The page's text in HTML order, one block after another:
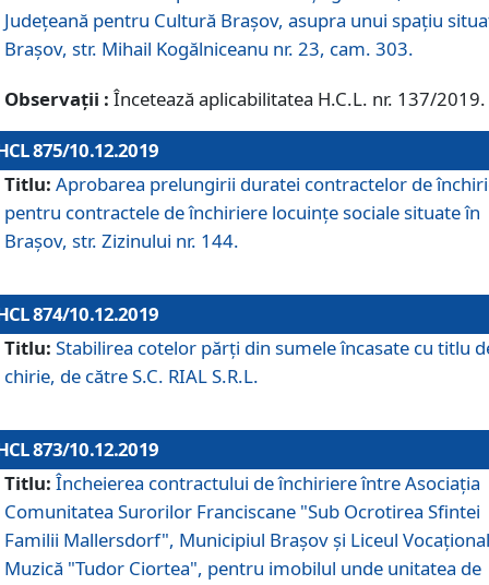
Judeţeană pentru Cultură Braşov, asupra unui spaţiu
Braşov, str. Mihail Kogălniceanu nr. 23, cam. 303.
Observații : Încetează aplicabilitatea H.C.L. nr. 137/2019.
875/10.12.2019
Titlu: Aprobarea prelungirii duratei contractelor de
pentru contractele de închiriere locuinţe sociale situate în
Braşov, str. Zizinului nr. 144.
874/10.12.2019
Titlu: Stabilirea cotelor părți din sumele încasate cu titlu
chirie, de către S.C. RIAL S.R.L.
873/10.12.2019
Titlu: Încheierea contractului de închiriere între Asociația
Comunitatea Surorilor Franciscane "Sub Ocrotirea Sfintei
Familii Mallersdorf", Municipiul Braşov şi Liceul
Muzică "Tudor Ciortea", pentru imobilul unde unitatea de